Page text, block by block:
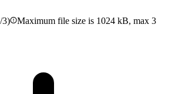
/3)
Maximum file size is 1024 kB, max 3